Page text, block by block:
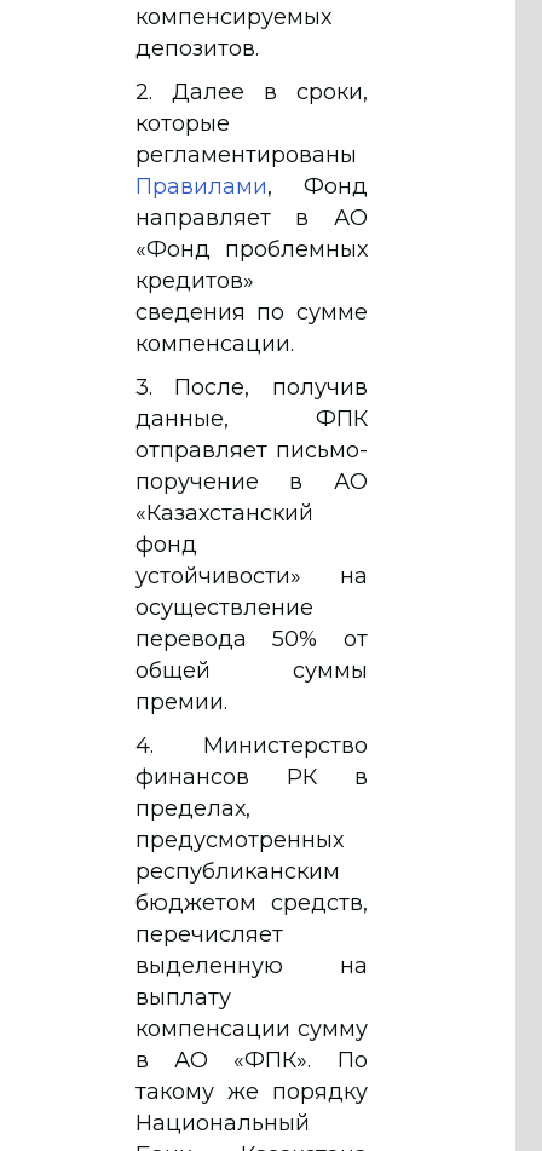
компенсируемых
депозитов.
2. Далее в сроки,
которые
регламентированы
Правилами, Фонд
направляет в АО
«Фонд проблемных
кредитов»
сведения по сумме
компенсации.
3. После, получив
данные, ФПК
отправляет письмо-
поручение в АО
«Казахстанский
фонд
устойчивости» на
осуществление
перевода 50% от
общей суммы
премии.
4. Министерство
финансов РК в
пределах,
предусмотренных
республиканским
бюджетом средств,
перечисляет
выделенную на
выплату
компенсации сумму
в АО «ФПК». По
такому же порядку
Национальный